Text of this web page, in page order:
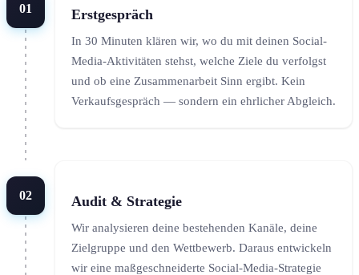
01 Erstgespräch
In 30 Minuten klären wir, wo du mit deinen Social-
Media-Aktivitäten stehst, welche Ziele du verfolgst
und ob eine Zusammenarbeit Sinn ergibt. Kein
Verkaufsgespräch — sondern ein ehrlicher Abgleich.
02 Audit & Strategie
Wir analysieren deine bestehenden Kanäle, deine
Zielgruppe und den Wettbewerb. Daraus entwickeln
wir eine maßgeschneiderte Social-Media-Strategie